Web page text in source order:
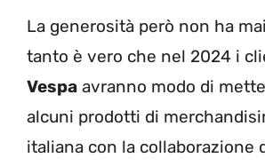
La generosità però non ha
tanto è vero che nel 2024 i
Vespa avranno modo di
alcuni prodotti di
italiana con la collaborazione